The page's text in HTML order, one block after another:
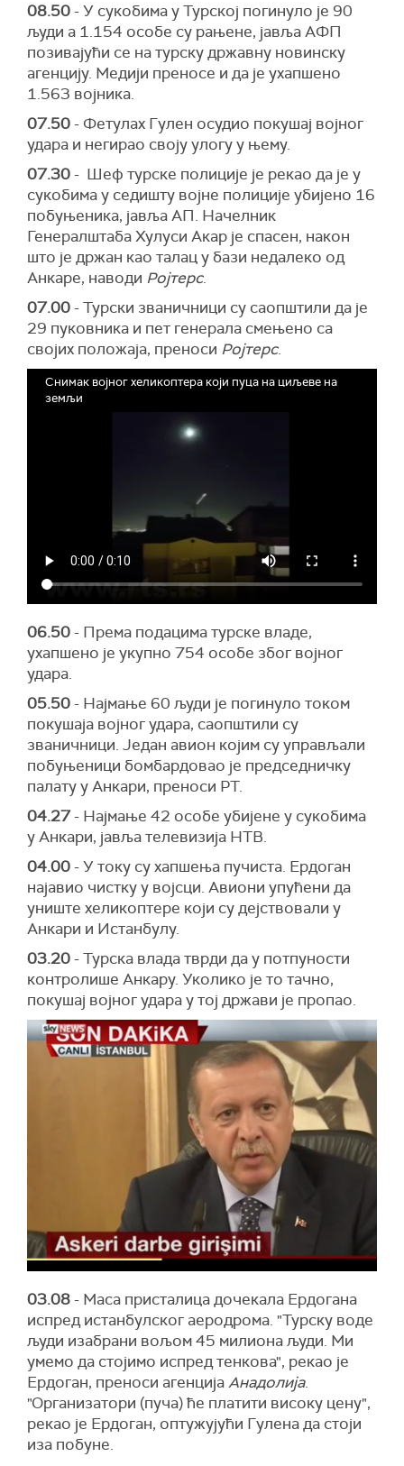
08.50- У сукобима у Турској погинуло је 90
људи а 1.154 особе су рањене, јавља АФП
позивајући се на турску државну новинску
агенцију. Медији преносе и да је ухапшено
1.563 војника.
07.50- Фетулах Гулен осудио покушај војног
удара и негирао своју улогу у њему.
07.30- Шеф турске полиције је рекао да је у
сукобима у седишту војне полиције убијено 16
побуњеника, јавља АП. Начелник
Генералштаба Хулуси Акар је спасен, након
што је држан као талац у бази недалеко од
Анкаре, наводи Ројтерс.
07.00- Турски званичници су саопштили да је
29 пуковника и пет генерала смењено са
својих положаја, преноси Ројтерс.
Снимак војног хеликоптерa који пуца на циљеве на
земљи
06.50- Према подацима турске владе,
ухапшено је укупно 754 особе због војног
удара.
05.50- Најмање 60 људи је погинуло током
покушаја војног удара, саопштили су
званичници. Један авион којим су управљали
побуњеници бомбардовао је председничку
палату у Анкари, преноси РТ.
04.27- Најмање 42 особе убијене у сукобима
у Анкари, јавља телевизија НТВ.
04.00- У току су хапшења пучиста. Ердоган
најавио чистку у војсци. Авиони упућени да
униште хеликоптере који су дејствовали у
Анкари и Истанбулу.
03.20- Турска влада тврди да у потпуности
контролише Анкару. Уколико је то тачно,
покушај војног удара у тој држави је пропао.
03.08- Маса присталица дочекала Ердогана
испред истанбулског аеродрома. "Турску воде
људи изабрани вољом 45 милиона људи. Ми
умемо да стојимо испред тенкова", рекао је
Ердоган, преноси агенцијаАнадолија.
"Организатори (пуча) ће платити високу цену",
рекао је Ердоган, оптужујући Гулена да стоји
иза побуне.